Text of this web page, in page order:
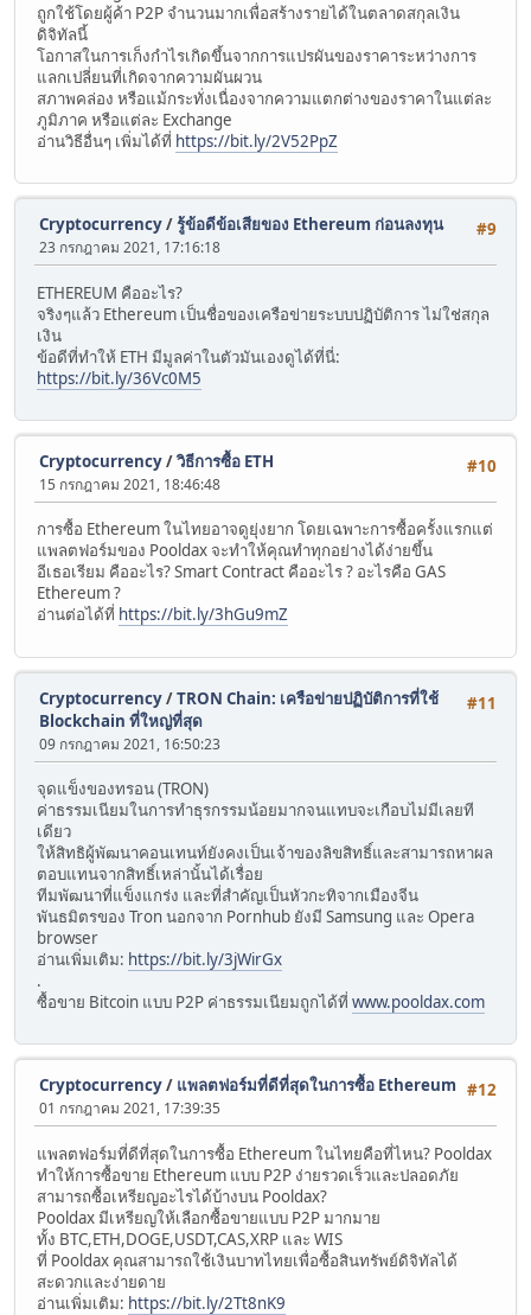
ถูกใช้โดยผู้ค้า P2P จำนวนมากเพื่อสร้างรายได้ในตลาดสกุลเงิน
ดิจิทัลนี้
โอกาสในการเก็งกำไรเกิดขึ้นจากการแปรผันของราคาระหว่างการ
แลกเปลี่ยนที่เกิดจากความผันผวน
สภาพคล่อง หรือแม้กระทั่งเนื่องจากความแตกต่างของราคาในแต่ละ
ภูมิภาค หรือแต่ละ Exchange
อ่านวิธีอื่นๆ เพิ่มได้ที่ https://bit.ly/2V52PpZ
#9
Cryptocurrency/รู้ข้อดีข้อเสียของ Ethereum ก่อนลงทุน
23 กรกฎาคม 2021, 17:16:18
ETHEREUM คืออะไร?
จริงๆแล้ว Ethereum เป็นชื่อของเครือข่ายระบบปฏิบัติการ ไม่ใช่สกุล
เงิน
ข้อดีที่ทำให้ ETH มีมูลค่าในตัวมันเองดูได้ที่นี่:
https://bit.ly/36Vc0M5
#10
Cryptocurrency/วิธีการซื้อ ETH
15 กรกฎาคม 2021, 18:46:48
การซื้อ Ethereum ในไทยอาจดูยุ่งยาก โดยเฉพาะการซื้อครั้งแรกแต่
แพลตฟอร์มของ Pooldax จะทำให้คุณทำทุกอย่างได้ง่ายขึ้น
อีเธอเรียม คืออะไร? Smart Contract คืออะไร ? อะไรคือ GAS
Ethereum ?
อ่านต่อได้ที่ https://bit.ly/3hGu9mZ
#11
Cryptocurrency/TRON Chain: เครือข่ายปฏิบัติการที่ใช้
Blockchain ที่ใหญ่ที่สุด
09 กรกฎาคม 2021, 16:50:23
จุดแข็งของทรอน (TRON)
ค่าธรรมเนียมในการทำธุรกรรมน้อยมากจนแทบจะเกือบไม่มีเลยที
เดียว
ให้สิทธิผู้พัฒนาคอนเทนท์ยังคงเป็นเจ้าของลิขสิทธิ์และสามารถหาผล
ตอบแทนจากสิทธิ์เหล่านั้นได้เรื่อย
ทีมพัฒนาที่แข็งแกร่ง และที่สำคัญเป็นหัวกะทิจากเมืองจีน
พันธมิตรของ Tron นอกจาก Pornhub ยังมี Samsung และ Opera
browser
อ่านเพิ่มเติม: https://bit.ly/3jWirGx
.
ซื้อขาย Bitcoin แบบ P2P ค่าธรรมเนียมถูกได้ที่ www.pooldax.com
#12
Cryptocurrency/ แพลตฟอร์มที่ดีที่สุดในการซื้อ Ethereum
01 กรกฎาคม 2021, 17:39:35
แพลตฟอร์มที่ดีที่สุดในการซื้อ Ethereum ในไทยคือที่ไหน? Pooldax
ทำให้การซื้อขาย Ethereum แบบ P2P ง่ายรวดเร็วและปลอดภัย
สามารถซื้อเหรียญอะไรได้บ้างบน Pooldax?
Pooldax มีเหรียญให้เลือกซื้อขายแบบ P2P มากมาย
ทั้ง BTC,ETH,DOGE,USDT,CAS,XRP และ WIS
ที่ Pooldax คุณสามารถใช้เงินบาทไทยเพื่อซื้อสินทรัพย์ดิจิทัลได้
สะดวกและง่ายดาย
อ่านเพิ่มเติม: https://bit.ly/2Tt8nK9